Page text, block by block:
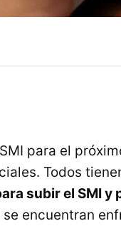
para el
Todos
subir el SMI y
encuentran